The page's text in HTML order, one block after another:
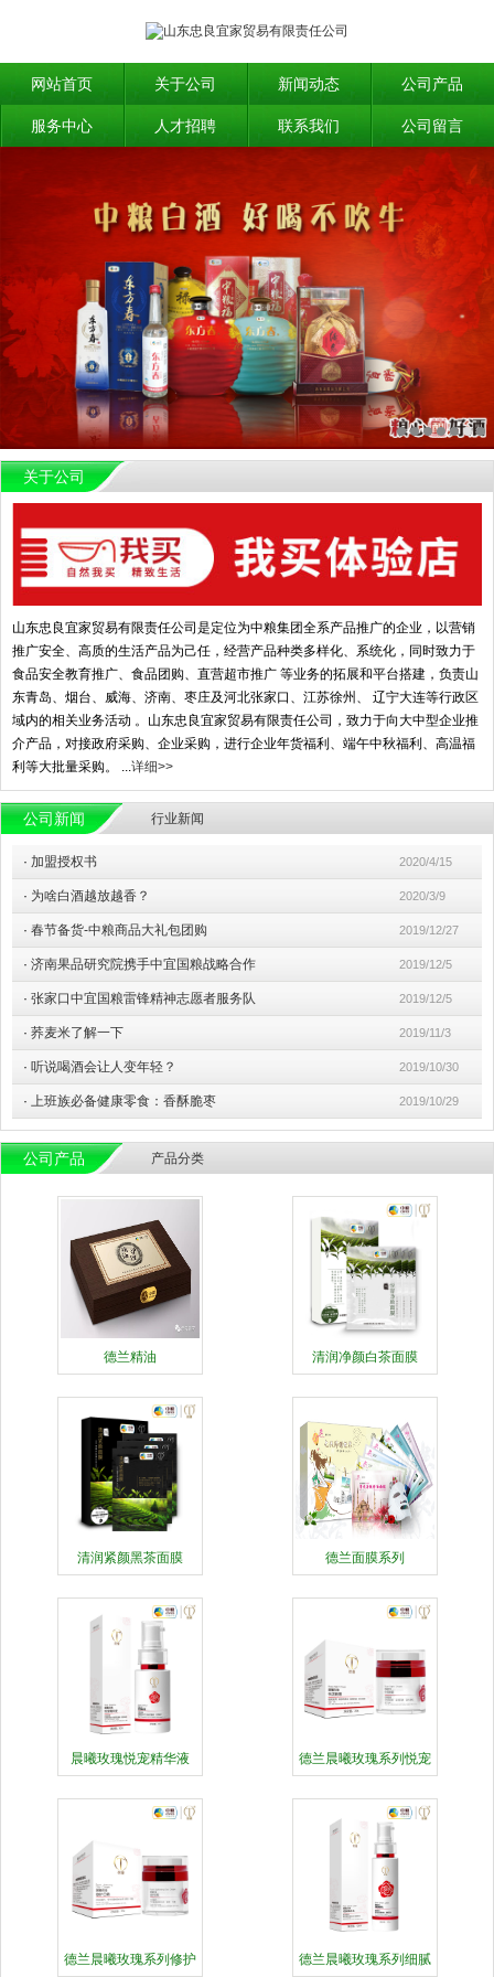
网站首页 关于公司 新闻动态 公司产品
服务中心 人才招聘 联系我们 公司留言
关于公司
山东忠良宜家贸易有限责任公司是定位为中粮集团全系产品推广的企业，以营销
推广安全、高质的生活产品为己任，经营产品种类多样化、系统化，同时致力于
食品安全教育推广、食品团购、直营超市推广 等业务的拓展和平台搭建，负责山
东青岛、烟台、威海、济南、枣庄及河北张家口、江苏徐州、 辽宁大连等行政区
域内的相关业务活动 。山东忠良宜家贸易有限责任公司，致力于向大中型企业推
介产品，对接政府采购、企业采购，进行企业年货福利、端午中秋福利、高温福
利等大批量采购。 ...详细>>
公司新闻 行业新闻
· 加盟授权书 2020/4/15
· 为啥白酒越放越香？ 2020/3/9
· 春节备货-中粮商品大礼包团购 2019/12/27
· 济南果品研究院携手中宜国粮战略合作 2019/12/5
· 张家口中宜国粮雷锋精神志愿者服务队 2019/12/5
· 荞麦米了解一下 2019/11/3
· 听说喝酒会让人变年轻？ 2019/10/30
· 上班族必备健康零食：香酥脆枣 2019/10/29
公司产品 产品分类
德兰精油 清润净颜白茶面膜
清润紧颜黑茶面膜 德兰面膜系列
晨曦玫瑰悦宠精华液 德兰晨曦玫瑰系列悦宠
德兰晨曦玫瑰系列修护 德兰晨曦玫瑰系列细腻